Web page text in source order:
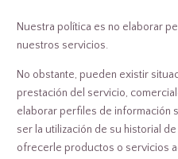
Nuestra política es no elaborar
nuestros servicios.
No obstante, pueden existir
prestación del servicio,
elaborar perfiles de información
ser la utilización de su historial
ofrecerle productos o servicios